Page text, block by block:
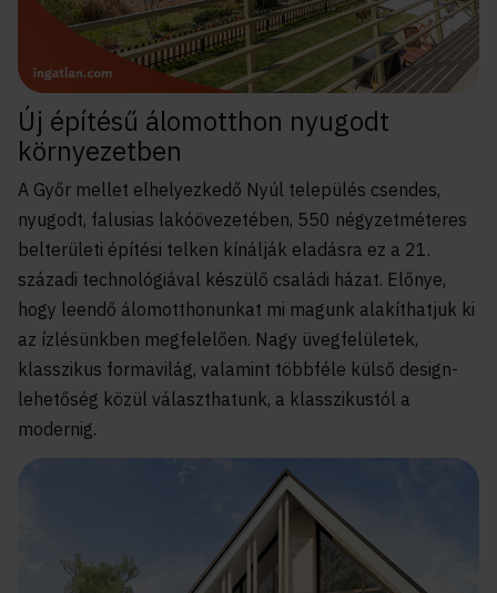
Új építésű álomotthon nyugodt
környezetben
A Győr mellet elhelyezkedő Nyúl település csendes,
nyugodt, falusias lakóövezetében, 550 négyzetméteres
belterületi építési telken kínálják eladásra ez a 21.
századi technológiával készülő családi házat. Előnye,
hogy leendő álomotthonunkat mi magunk alakíthatjuk ki
az ízlésünkben megfelelően. Nagy üvegfelületek,
klasszikus formavilág, valamint többféle külső design-
lehetőség közül választhatunk, a klasszikustól a
modernig.